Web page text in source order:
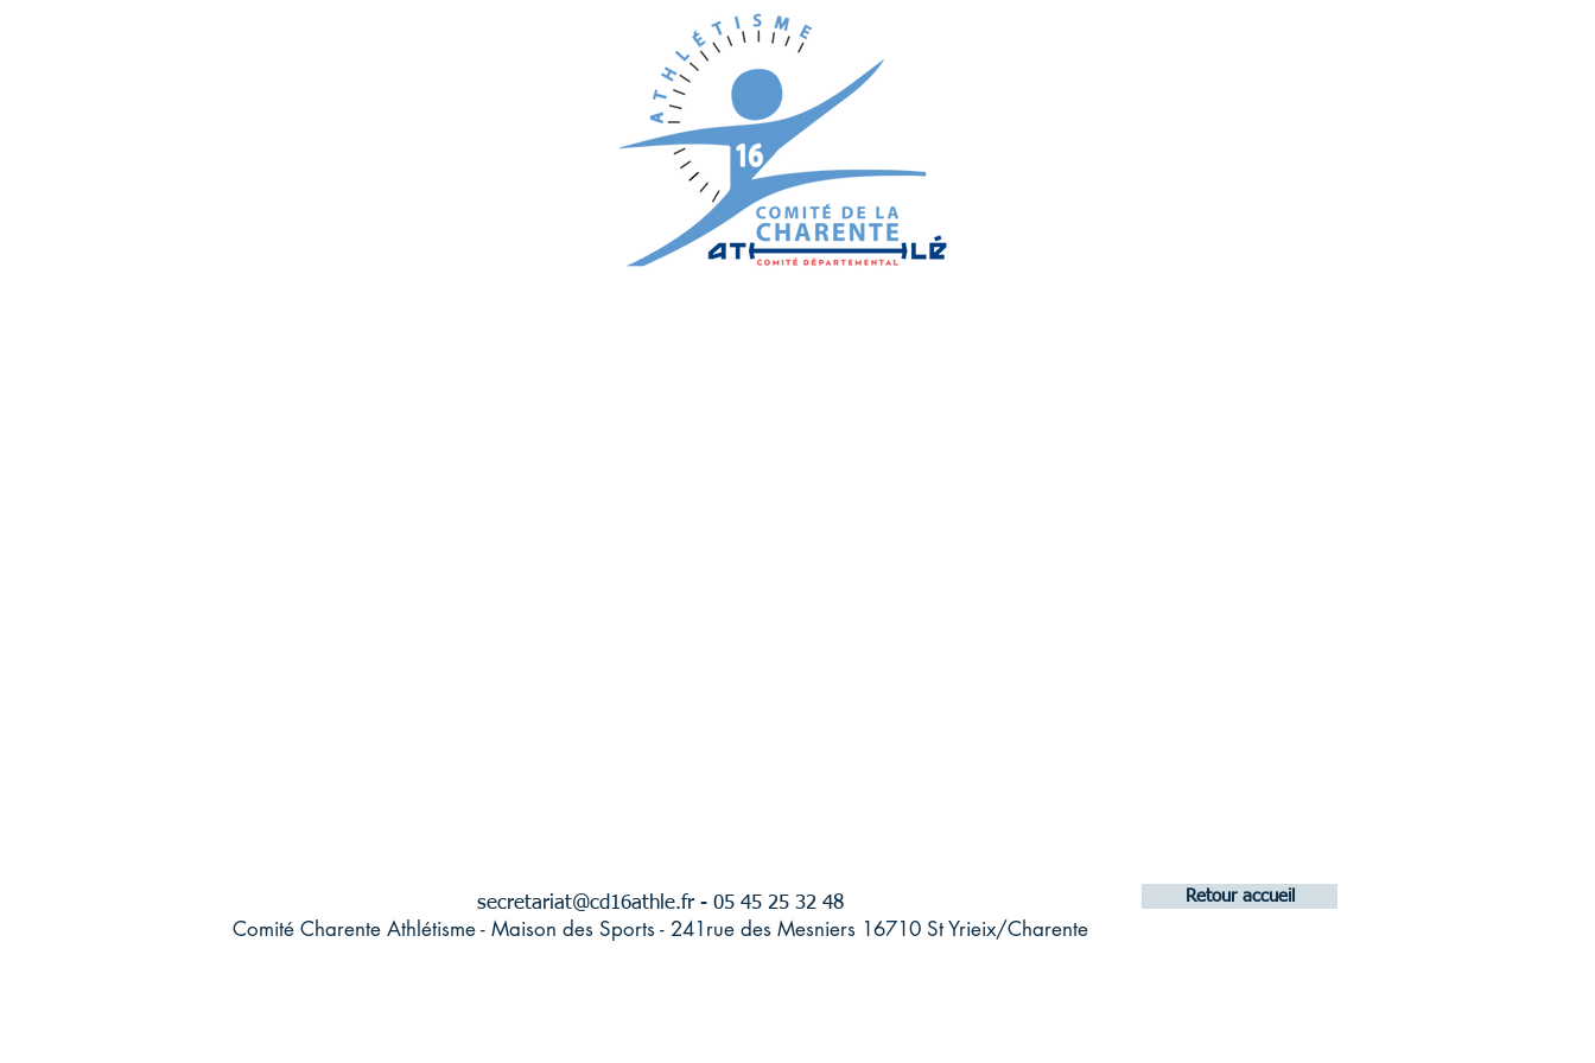
secretariat@cd16athle.fr - 05 45 25 32 48
Comité Charente Athlétisme - Maison des Sports - 241rue des Mesniers 16710 St Yrieix/Charente
Retour accueil